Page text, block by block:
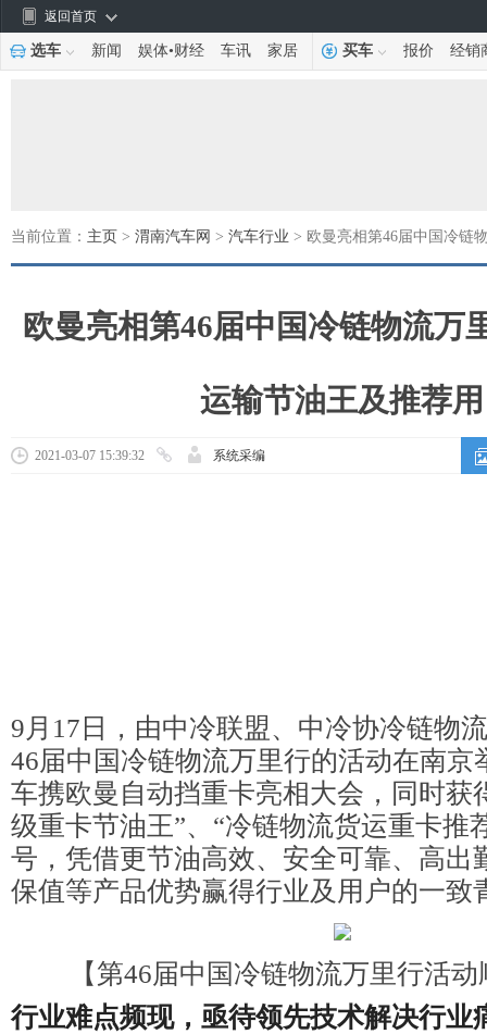
返回首页
选车 新闻 娱体•财经 车讯 家居 买车 报价 经销
当前位置： 主页 > 渭南汽车网 > 汽车行业 > 欧曼亮相第46届中国冷链
欧曼亮相第46届中国冷链物流万
运输节油王及推荐用
2021-03-07 15:39:32 系统采编
9月17日，由中冷联盟、中冷协冷链物
46届中国冷链物流万里行的活动在南京
车携欧曼自动挡重卡亮相大会，同时获
级重卡节油王”、“冷链物流货运重卡推
号，凭借更节油高效、安全可靠、高出
保值等产品优势赢得行业及用户的一致
【第46届中国冷链物流万里行活
行业难点频现， 亟待领先技术解决行业